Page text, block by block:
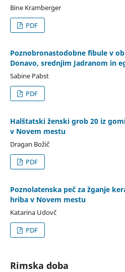
Bine Kramberger
PDF
Poznobronastodobne fibule v
Donavo, srednjim Jadranom in
Sabine Pabst
PDF
Halštatski ženski grob 20 iz
v Novem mestu
Dragan Božič
PDF
Poznolatenska peč za žganje
hriba v Novem mestu
Katarina Udovč
PDF
Rimska doba